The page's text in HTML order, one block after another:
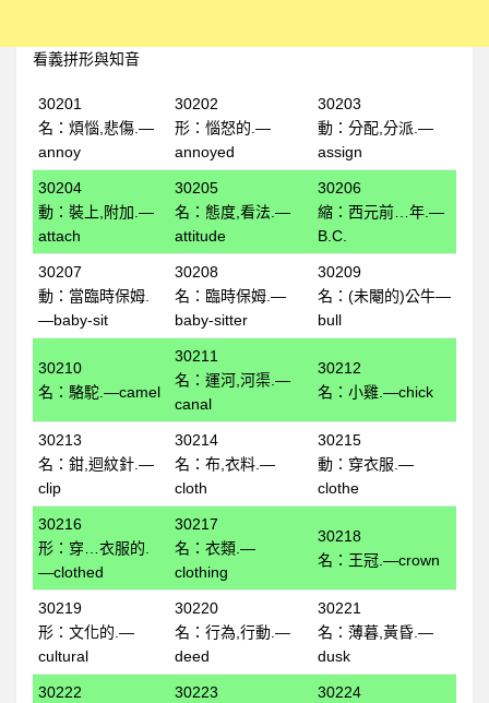
1下
全民英檢初級111
全民英檢初級112
全民英檢初級113
全民英檢初級114
全民英檢初級115
全民英檢初級116
全民英檢初級117
全民英檢初級118
全民英檢初級119
全民英檢初級120
2上
全民英檢初級201
全民英檢初級202
全民英檢初級203
全民英檢初級204
全民英檢初級205
全民英檢初級206
看義拼形與知音
30201
名：煩惱,悲傷.—
annoy
30202
形：惱怒的.—
annoyed
30203
動：分配,分派.—
assign
30204
動：裝上,附加.—
attach
30205
名：態度,看法.—
attitude
30206
縮：西元前…年.—
B.C.
30207
動：當臨時保姆.
—baby-sit
30208
名：臨時保姆.—
baby-sitter
30209
名：(未閹的)公牛—
bull
30210
名：駱駝.—camel
30211
名：運河,河渠.—
canal
30212
名：小雞.—chick
30213
名：鉗,迴紋針.—
clip
30214
名：布,衣料.—
cloth
30215
動：穿衣服.—
clothe
30216
形：穿…衣服的.
—clothed
30217
名：衣類.—
clothing
30218
名：王冠.—crown
30219
形：文化的.—
cultural
30220
名：行為,行動.—
deed
30221
名：薄暮,黃昏.—
dusk
30222
30223
30224